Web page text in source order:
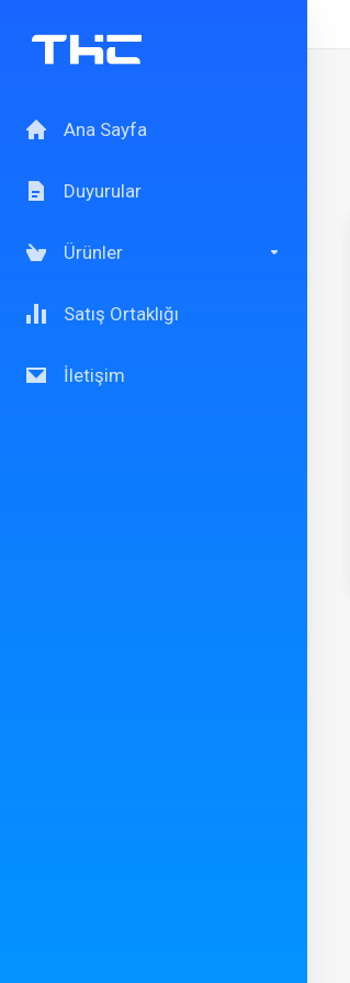
Ana Sayfa
Duyurular
Ürünler
Satış Ortaklığı
İletişim